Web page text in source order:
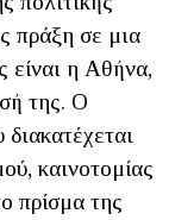
πράξη σε μια
είναι η Αθήνα,
της. Ο
καινοτομίας
πρίσμα της